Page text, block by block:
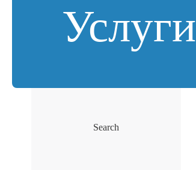
Услуги
Search